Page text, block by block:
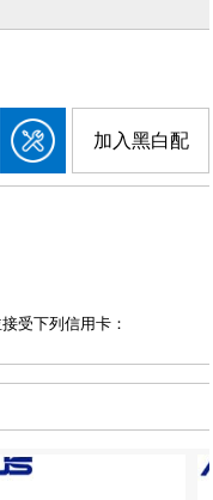
加入黑白配
受下列信用卡：